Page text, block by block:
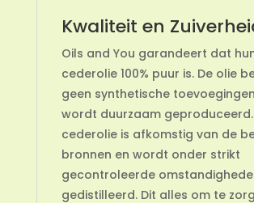
Kwaliteit en
Oils and You garandeert dat
cederolie 100% puur is. De olie
geen synthetische
wordt duurzaam geproduceerd.
cederolie is afkomstig van de
bronnen en wordt onder strikt
gecontroleerde
gedistilleerd. Dit alles om te